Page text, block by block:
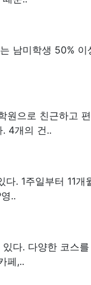
남미학생 50%
으로 친근하고
4개의 건..
. 1주일부터 11
..
다. 다양한 코스
페,..